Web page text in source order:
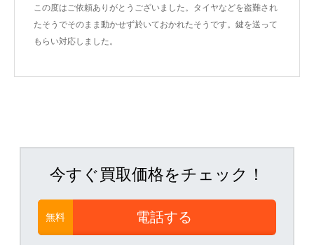
この度はご依頼ありがとうございました。タイヤなどを盗難され
たそうでそのまま動かせず於いておかれたそうです。鍵を送って
もらい対応しました。
今すぐ買取価格をチェック！
無料 電話する